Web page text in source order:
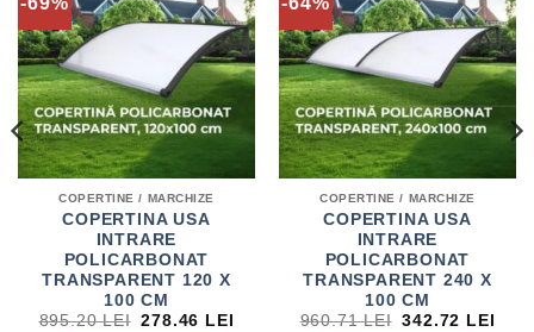
COPERTINE / MARCHIZE
COPERTINA USA
INTRARE
POLICARBONAT
TRANSPARENT 120 X
100 CM
895.20LEI PREȚUL
278.46 LEI
PREȚUL
COPERTINE / MARCHIZE
COPERTINA USA
INTRARE
POLICARBONAT
TRANSPARENT 240 X
100 CM
960.71LEI PREȚUL
342.72 LEI